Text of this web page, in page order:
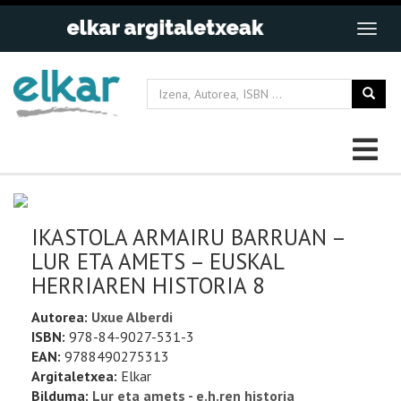
IKASTOLA ARMAIRU BARRUAN –
LUR ETA AMETS – EUSKAL
HERRIAREN HISTORIA 8
Autorea: Uxue Alberdi
ISBN: 978-84-9027-531-3
EAN: 9788490275313
Argitaletxea: Elkar
Bilduma: Lur eta amets - e.h.ren historia